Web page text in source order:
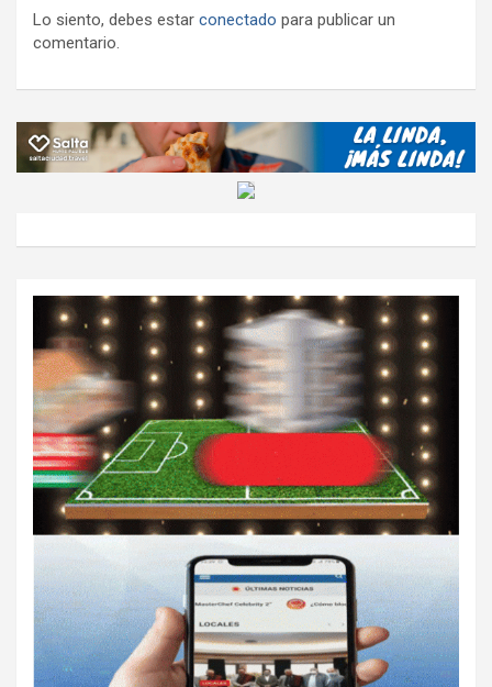
Lo siento, debes estar conectado para publicar un
comentario.